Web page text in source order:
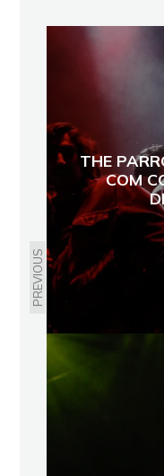
PREVIOUS
THE
COM